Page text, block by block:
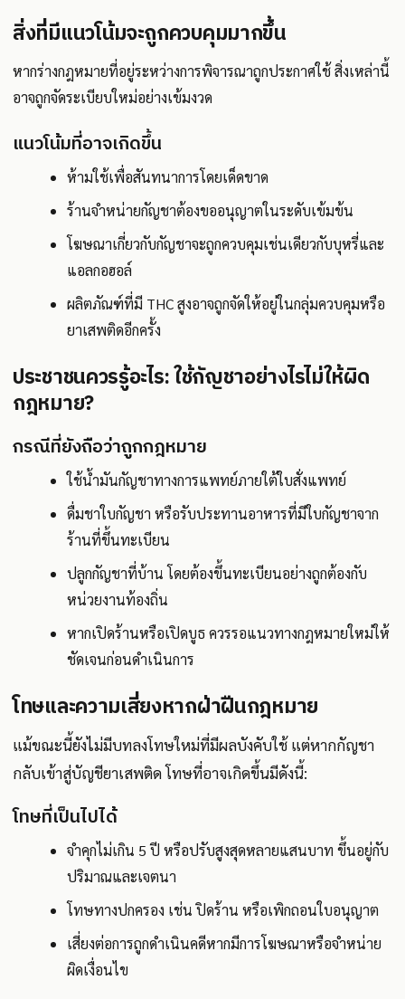
สิ่งที่มีแนวโน้มจะถูกควบคุมมากขึ้น
หากร่างกฎหมายที่อยู่ระหว่างการพิจารณาถูกประกาศใช้ สิ่งเหล่านี้
อาจถูกจัดระเบียบใหม่อย่างเข้มงวด
แนวโน้มที่อาจเกิดขึ้น
ห้ามใช้เพื่อสันทนาการโดยเด็ดขาด
ร้านจำหน่ายกัญชาต้องขออนุญาตในระดับเข้มข้น
โฆษณาเกี่ยวกับกัญชาจะถูกควบคุมเช่นเดียวกับบุหรี่และ
แอลกอฮอล์
ผลิตภัณฑ์ที่มี THC สูงอาจถูกจัดให้อยู่ในกลุ่มควบคุมหรือ
ยาเสพติดอีกครั้ง
ประชาชนควรรู้อะไร: ใช้กัญชาอย่างไรไม่ให้ผิด
กฎหมาย?
กรณีที่ยังถือว่าถูกกฎหมาย
ใช้น้ำมันกัญชาทางการแพทย์ภายใต้ใบสั่งแพทย์
ดื่มชาใบกัญชา หรือรับประทานอาหารที่มีใบกัญชาจาก
ร้านที่ขึ้นทะเบียน
ปลูกกัญชาที่บ้าน โดยต้องขึ้นทะเบียนอย่างถูกต้องกับ
หน่วยงานท้องถิ่น
หากเปิดร้านหรือเปิดบูธ ควรรอแนวทางกฎหมายใหม่ให้
ชัดเจนก่อนดำเนินการ
โทษและความเสี่ยงหากฝ่าฝืนกฎหมาย
แม้ขณะนี้ยังไม่มีบทลงโทษใหม่ที่มีผลบังคับใช้ แต่หากกัญชา
กลับเข้าสู่บัญชียาเสพติด โทษที่อาจเกิดขึ้นมีดังนี้:
โทษที่เป็นไปได้
จำคุกไม่เกิน 5 ปี หรือปรับสูงสุดหลายแสนบาท ขึ้นอยู่กับ
ปริมาณและเจตนา
โทษทางปกครอง เช่น ปิดร้าน หรือเพิกถอนใบอนุญาต
เสี่ยงต่อการถูกดำเนินคดีหากมีการโฆษณาหรือจำหน่าย
ผิดเงื่อนไข